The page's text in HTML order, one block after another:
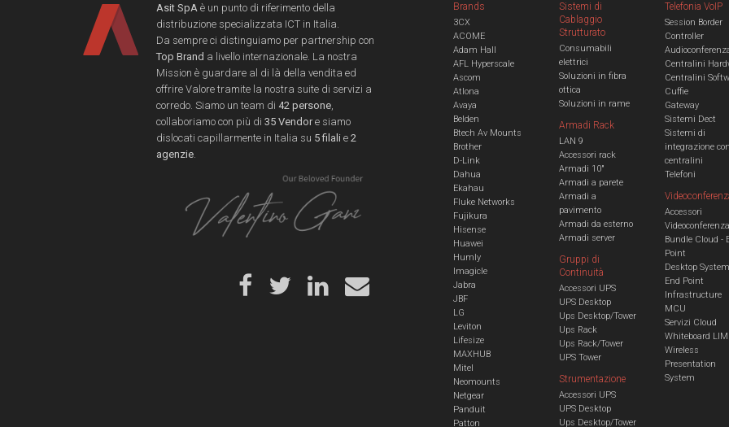
Asit SpA è un punto di riferimento della
distribuzione specializzata ICT in Italia.
Da sempre ci distinguiamo per partnership con
Top Brand a livello internazionale. La nostra
Mission è guardare al di là della vendita ed
offrire Valore tramite la nostra suite di servizi a
corredo. Siamo un team di 42 persone,
collaboriamo con più di 35 Vendore siamo
dislocati capillarmente in Italia su 5 filali e 2
agenzie.
Brands
3CX
ACOME
Adam Hall
AFL Hyperscale
Ascom
Atlona
Avaya
Belden
Btech Av Mounts
Brother
D-Link
Dahua
Ekahau
Fluke Networks
Fujikura
Hisense
Huawei
Humly
Imagicle
Jabra
JBF
LG
Leviton
Lifesize
MAXHUB
Mitel
Neomounts
Netgear
Panduit
Patton
Sistemi di
Cablaggio
Strutturato
Consumabili
elettrici
Soluzioni in fibra
ottica
Soluzioni in rame
Armadi Rack
LAN 9
Accessori rack
Armadi 10"
Armadi a parete
Armadi a
pavimento
Armadi da esterno
Armadi server
Gruppi di
Continuità
Accessori UPS
UPS Desktop
Ups Desktop/Tower
Ups Rack
Ups Rack/Tower
UPS Tower
Strumentazione
Accessori UPS
UPS Desktop
Ups Desktop/Tower
Telefonia VoIP
Session Border
Controller
Centralini
Centralini
Cuffie
Gateway
Sistemi Dect
Sistemi di
integrazione
centralini
Telefoni
Accessori
Videoconferenza
Bundle Cloud -
Point
Desktop System
End Point
Infrastructure
MCU
Servizi Cloud
Whiteboard LIM
Wireless
Presentation
System